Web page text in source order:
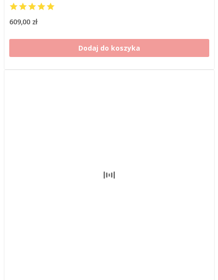
609,00 zł
Dodaj do koszyka